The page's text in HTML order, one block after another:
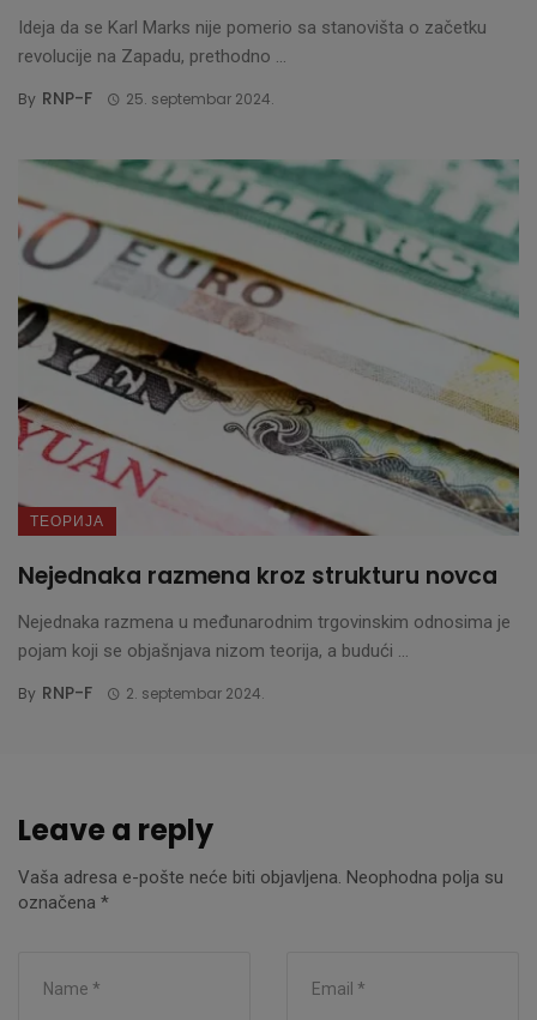
Ideja da se Karl Marks nije pomerio sa stanovišta o začetku
revolucije na Zapadu, prethodno ...
By RNP-F 25. septembar 2024.
ТЕОРИЈА
Nejednaka razmena kroz strukturu novca
Nejednaka razmena u međunarodnim trgovinskim odnosima je
pojam koji se objašnjava nizom teorija, a budući ...
By RNP-F 2. septembar 2024.
Leave a reply
Vaša adresa e-pošte neće biti objavljena. Neophodna polja su
označena *